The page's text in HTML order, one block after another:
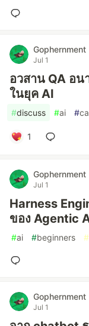
Gophernment
Jul 1
อวสาน QA อ
ในยุค AI
#discuss #ai #
1
Gophernment
Jul 1
Harness
ของ Agentic
#ai #beginners #
Gophernment
Jul 1